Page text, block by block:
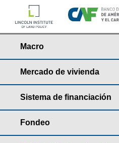
Macro
Mercado de vivienda
Sistema de financiación
Fondeo